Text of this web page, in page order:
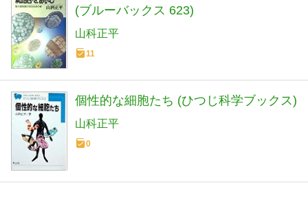
(ブルーバックス 623)
山科正平
11
個性的な細胞たち (ひつじ科学ブックス)
山科正平
0